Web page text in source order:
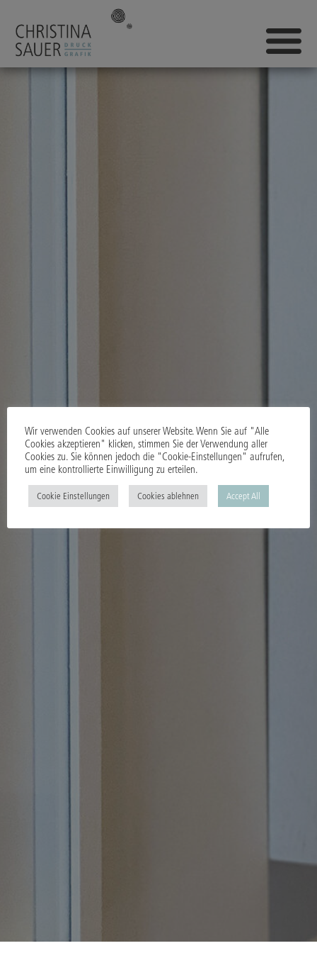
Wir verwenden Cookies auf unserer Website. Wenn Sie auf "Alle
Cookies akzeptieren" klicken, stimmen Sie der Verwendung aller
Cookies zu. Sie können jedoch die "Cookie-Einstellungen" aufrufen,
um eine kontrollierte Einwilligung zu erteilen.
Cookie Einstellungen Cookies ablehnen Accept All